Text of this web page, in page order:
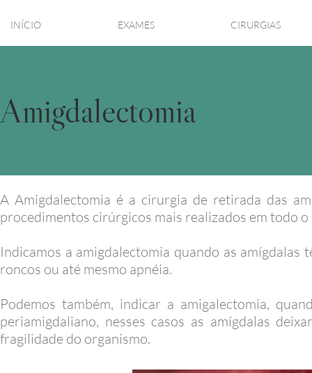
INÍCIO EXAMES CIRURGIAS
Amigdalectomia
A Amigdalectomia é a cirurgia de retirada das
procedimentos cirúrgicos mais realizados em todo o
Indicamos a amigdalectomia quando as
roncos ou até mesmo apnéia.
Podemos também, indicar a amigalectomia,
periamigdaliano, nesses casos as amígdalas
fragilidade do organismo.